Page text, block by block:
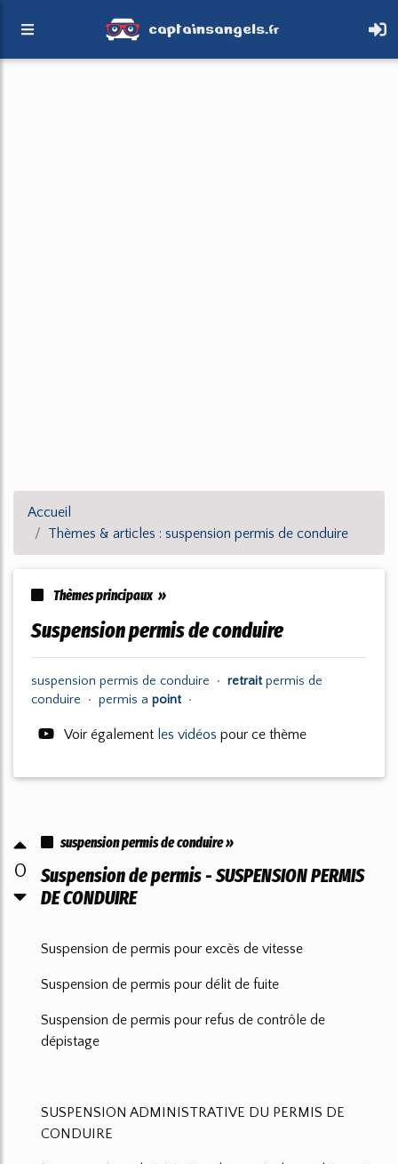
captainsangels.fr
Accueil
Thèmes & articles : suspension permis de conduire
Thèmes principaux »
suspension permis de conduire
suspension permis de conduire • retraitpermis de
conduire
• permis a point •
Voir également les vidéos pour ce thème
0
suspension permis de conduire »
Suspension de permis - SUSPENSION PERMIS
DE CONDUIRE
Suspension de permis pour excès de vitesse
Suspension de permis pour délit de fuite
Suspension de permis pour refus de contrôle de
dépistage
SUSPENSION ADMINISTRATIVE DU PERMIS DE
CONDUIRE